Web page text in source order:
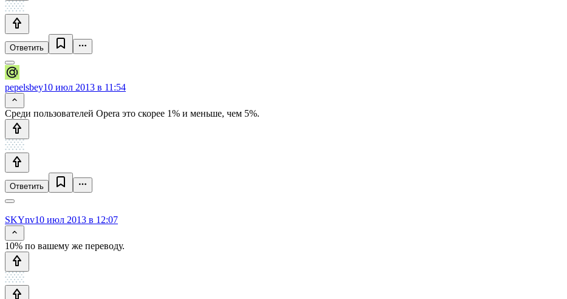
Ответить
pepelsbey10 июл 2013 в 11:54
Среди пользователей Opera это скорее 1% и меньше, чем 5%.
Ответить
SKYnv10 июл 2013 в 12:07
10% по вашему же переводу.